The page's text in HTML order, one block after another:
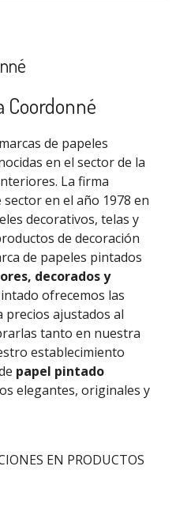
Coordonné
de papeles
en el sector de la
La firma
en el año 1978 en
decorativos, telas y
de decoración
de papeles pintados
decorados y
ofrecemos las
precios ajustados al
tanto en nuestra
establecimiento
papel pintado
elegantes, originales y
EN PRODUCTOS